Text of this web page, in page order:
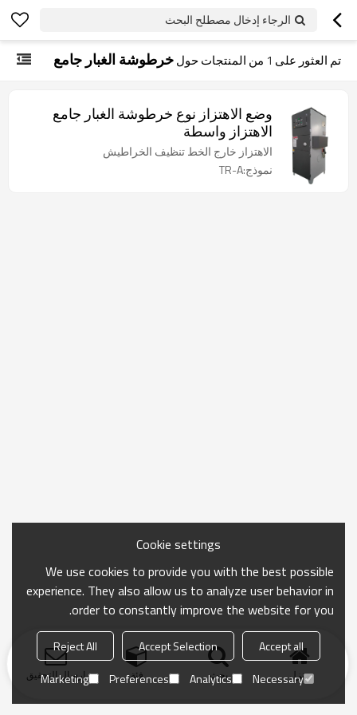
الرجاء إدخال مصطلح البحث
تم العثور على 1 من المنتجات حولخرطوشة الغبار جامع
وضع الاهتزاز نوع خرطوشة الغبار جامع
الاهتزاز واسطة
الاهتزاز خارج الخط تنظيف الخراطيش
نموذج:TR-A
منزل بحث فئة ارسال التحقيق
Cookie settings
We use cookies to provide you with the best possible
experience. They also allow us to analyze user behavior in
order to constantly improve the website for you.
Accept all
Accept Selection
Reject All
Necessary
Analytics
Preferences
Marketing